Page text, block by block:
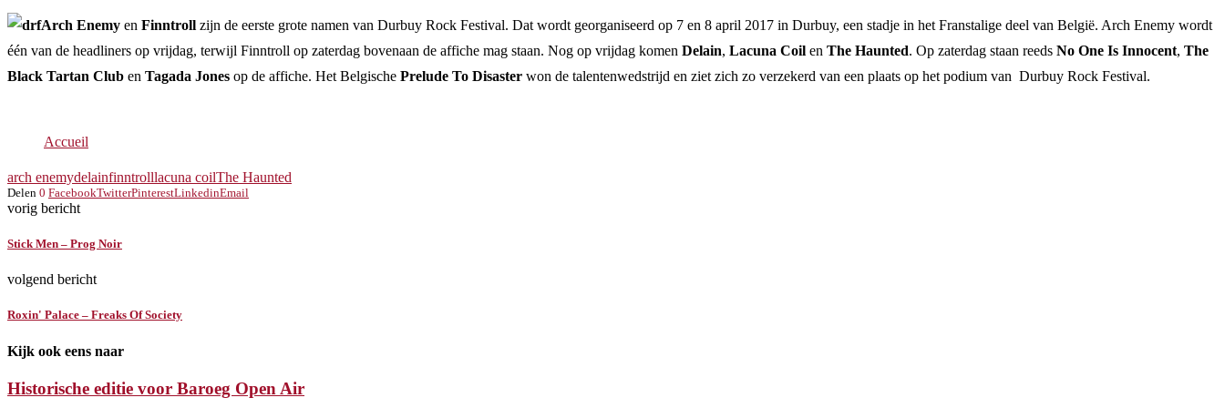
Arch Enemy en Finntroll zijn de eerste grote namen van Durbuy Rock Festival. Dat wordt georganiseerd op 7 en 8 april 2017 in Durbuy, een stadje in het Franstalige deel van België. Arch Enemy wordt
één van de headliners op vrijdag, terwijl Finntroll op zaterdag bovenaan de affiche mag staan. Nog op vrijdag komen Delain, Lacuna Coil en The Haunted. Op zaterdag staan reeds No One Is Innocent, The
Black Tartan Club en Tagada Jones op de affiche. Het Belgische Prelude To Disaster won de talentenwedstrijd en ziet zich zo verzekerd van een plaats op het podium van Durbuy Rock Festival.
Accueil
arch enemydelainfinntrolllacuna coilThe Haunted
Delen 0 FacebookTwitterPinterestLinkedinEmail
vorig bericht
Stick Men – Prog Noir
volgend bericht
Roxin' Palace – Freaks Of Society
Kijk ook eens naar
Historische editie voor Baroeg Open Air